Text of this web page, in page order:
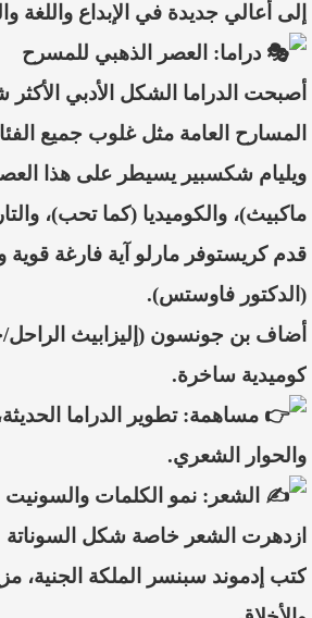
إلى أعالي جديدة في الإبداع واللغة
دراما: العصر الذهبي للمسرح
أصبحت الدراما الشكل الأدبي
المسارح العامة مثل غلوب جميع
ويليام شكسبير يسيطر على هذا
ماكبيث)، والكوميديا (كما تحب)،
قدم كريستوفر مارلو آية فارغة قوية
(الدكتور فاوستس).
أضاف بن جونسون (إليزابيث الراحل/
كوميدية ساخرة.
مساهمة: تطوير الدراما
والحوار الشعري.
الشعر: نمو الكلمات والسونيت
ازدهرت الشعر خاصة شكل السوناتة
كتب إدموند سبنسر الملكة الجنية،